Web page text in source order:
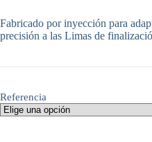
Fabricado por inyección para
precisión a las Limas de
Referencia